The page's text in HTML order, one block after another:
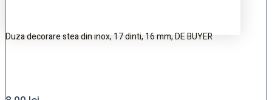
Duza decorare stea din inox, 17 dinti, 16 mm, DE BUYER